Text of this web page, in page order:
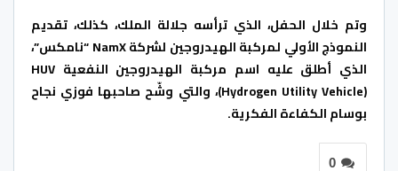
‎وتم خلال الحفل، الذي ترأسه جلالة الملك، كذلك، تقديم
النموذج الأولي لمركبة الهيدروجين لشركة NamX “نامكس”،
الذي أطلق عليه اسم مركبة الهيدروجين النفعية HUV
(Hydrogen Utility Vehicle)، والتي وشّح صاحبها فوزي نجاح
بوسام الكفاءة الفكرية.
0